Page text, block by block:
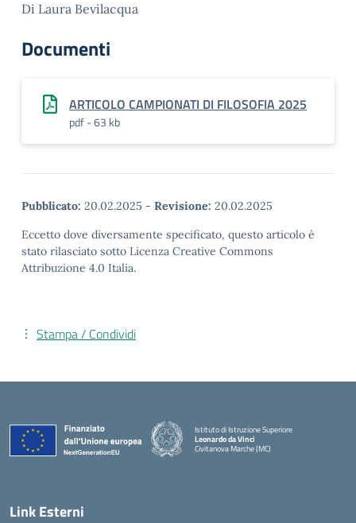
Di Laura Bevilacqua
Documenti
ARTICOLO CAMPIONATI DI FILOSOFIA 2025
pdf - 63 kb
Pubblicato: 20.02.2025 - Revisione: 20.02.2025
Eccetto dove diversamente specificato, questo articolo è
stato rilasciato sotto Licenza Creative Commons
Attribuzione 4.0 Italia.
Stampa / Condividi
Istituto di Istruzione Superiore
Leonardo da Vinci
Civitanova Marche (MC)
Link Esterni